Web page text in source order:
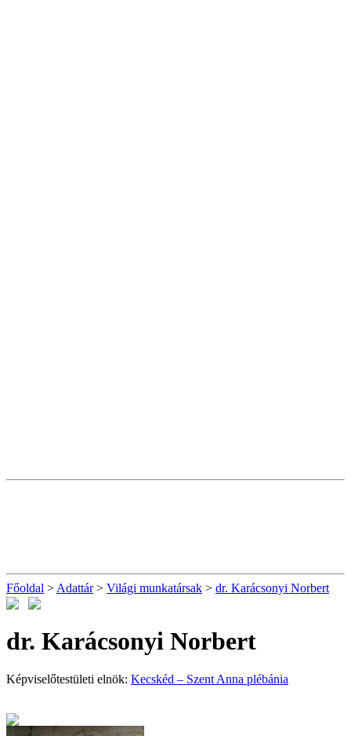
Főoldal > Adattár> Világi munkatársak > dr. Karácsonyi Norbert
dr. Karácsonyi Norbert
Képviselőtestületi elnök: Kecskéd – Szent Anna plébánia